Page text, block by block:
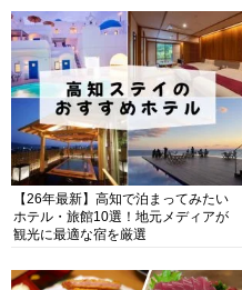
【26年最新】高知で泊まってみたい
ホテル・旅館10選！地元メディアが
観光に最適な宿を厳選